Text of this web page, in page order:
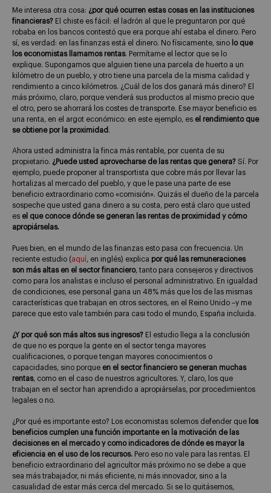
Me interesa otra cosa: ¿por qué ocurren estas cosas en las instituciones
financieras? El chiste es fácil: el ladrón al que le preguntaron por qué
robaba en los bancos contestó que era porque ahí estaba el dinero. Pero
sí, es verdad: en las finanzas está el dinero. No físicamente, sino lo que
los economistas llamamos rentas. Permítame el lector que se lo
explique. Supongamos que alguien tiene una parcela de huerto a un
kilómetro de un pueblo, y otro tiene una parcela de la misma calidad y
rendimiento a cinco kilómetros. ¿Cuál de los dos ganará más dinero? El
más próximo, claro, porque venderá sus productos al mismo precio que
el otro, pero se ahorrará los costes de transporte. Ese mayor beneficio es
una renta, en el argot económico: en este ejemplo, es el rendimiento que
se obtiene por la proximidad .
Ahora usted administra la finca más rentable, por cuenta de su
propietario. ¿Puede usted aprovecharse de las rentas que genera? Sí. Por
ejemplo, puede proponer al transportista que cobre más por llevar las
hortalizas al mercado del pueblo, y que le pase una parte de ese
beneficio extraordinario como «comisión». Quizás el dueño de la parcela
sospeche que usted gana dinero a su costa, pero está claro que usted
es el que conoce dónde se generan las rentas de proximidad y cómo
apropiárselas.
Pues bien, en el mundo de las finanzas esto pasa con frecuencia. Un
reciente estudio (aquí, en inglés) explica por qué las remuneraciones
son más altas en el sector financiero, tanto para consejeros y directivos
como para los analistas e incluso el personal administrativo. En igualdad
de condiciones, ese personal gana un 48% más que los de las mismas
características que trabajan en otros sectores, en el Reino Unido –y me
parece que esto vale también para casi todo el mundo, España incluida.
¿Y por qué son más altos sus ingresos? El estudio llega a la conclusión
de que no es porque la gente en el sector tenga mayores
cualificaciones, o porque tengan mayores conocimientos o
capacidades, sino porque en el sector financiero se generan muchas
rentas, como en el caso de nuestros agricultores. Y, claro, los que
trabajan en el sector han aprendido a apropiárselas, por procedimientos
legales o no.
¿Por qué es importante esto? Los economistas solemos defender que los
beneficios cumplen una función importante en la motivación de las
decisiones en el mercado y como indicadores de dónde es mayor la
eficiencia en el uso de los recursos. Pero eso no vale para las rentas. El
beneficio extraordinario del agricultor más próximo no se debe a que
sea más trabajador, ni más eficiente, ni más innovador, sino a la
casualidad de estar más cerca del mercado. Si se lo quitásemos,